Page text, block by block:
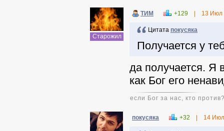
Старожил
ТИМ +129 13 Июл
Цитата покусяка
Получается у
да получается. Я
как Бог его
если Бог за нас, кто
покусяка +32 14